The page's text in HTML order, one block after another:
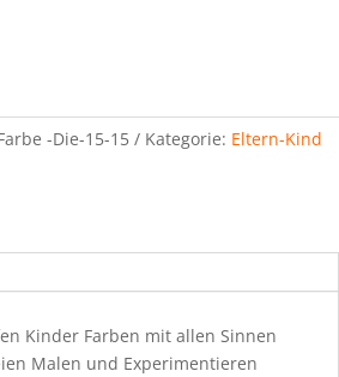
-Die-15-15 Kategorie: Eltern-Kind
Kinder Farben mit allen Sinnen
Malen und Experimentieren